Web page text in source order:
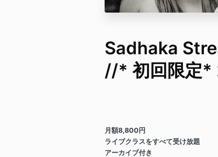
Sadhaka
//* 初回限定*
月額8,800円
ライブクラスをすべて受け放題
アーカイブ付き